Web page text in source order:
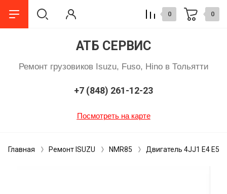
АТБ СЕРВИС
Ремонт грузовиков Isuzu, Fuso, Hino в Тольятти
+7 (848) 261-12-23
Посмотреть на карте
0 0
Главная Ремонт ISUZU NMR85 Двигатель 4JJ1 E4 E5